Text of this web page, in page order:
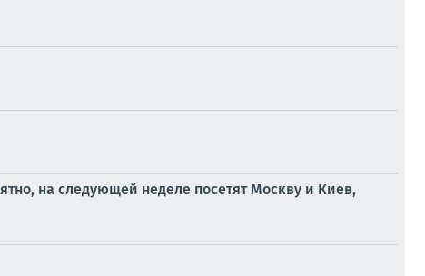
на следующей неделе посетят Москву и Киев,